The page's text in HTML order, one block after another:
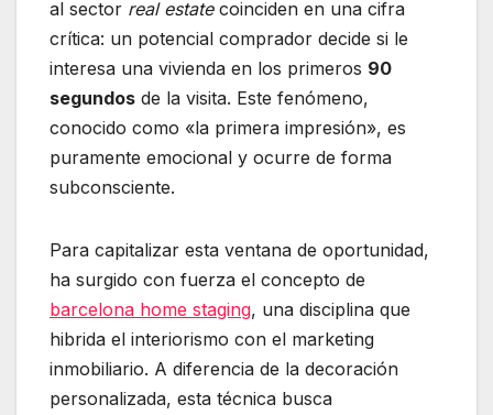
al sector real estatecoinciden en una cifra
crítica: un potencial comprador decide si le
interesa una vivienda en los primeros 90
segundos de la visita. Este fenómeno,
conocido como «la primera impresión», es
puramente emocional y ocurre de forma
subconsciente.
Para capitalizar esta ventana de oportunidad,
ha surgido con fuerza el concepto de
barcelona home staging, una disciplina que
hibrida el interiorismo con el marketing
inmobiliario. A diferencia de la decoración
personalizada, esta técnica busca